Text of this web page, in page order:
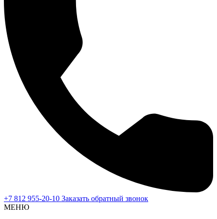
+7 812 955-20-10 Заказать обратный звонок
МЕНЮ